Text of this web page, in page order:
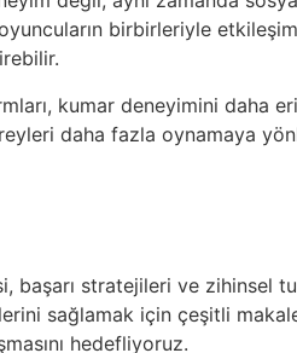
birbirleriyle
kumar deneyimini daha
daha fazla oynamaya
başarı stratejileri ve zihinsel
sağlamak için çeşitli
hedefliyoruz.